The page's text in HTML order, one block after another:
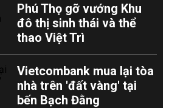
Phú Thọ gỡ vướng Khu
đô thị sinh thái và thể
thao Việt Trì
Vietcombank mua lại tòa
nhà trên 'đất vàng' tại
bến Bạch Đằng